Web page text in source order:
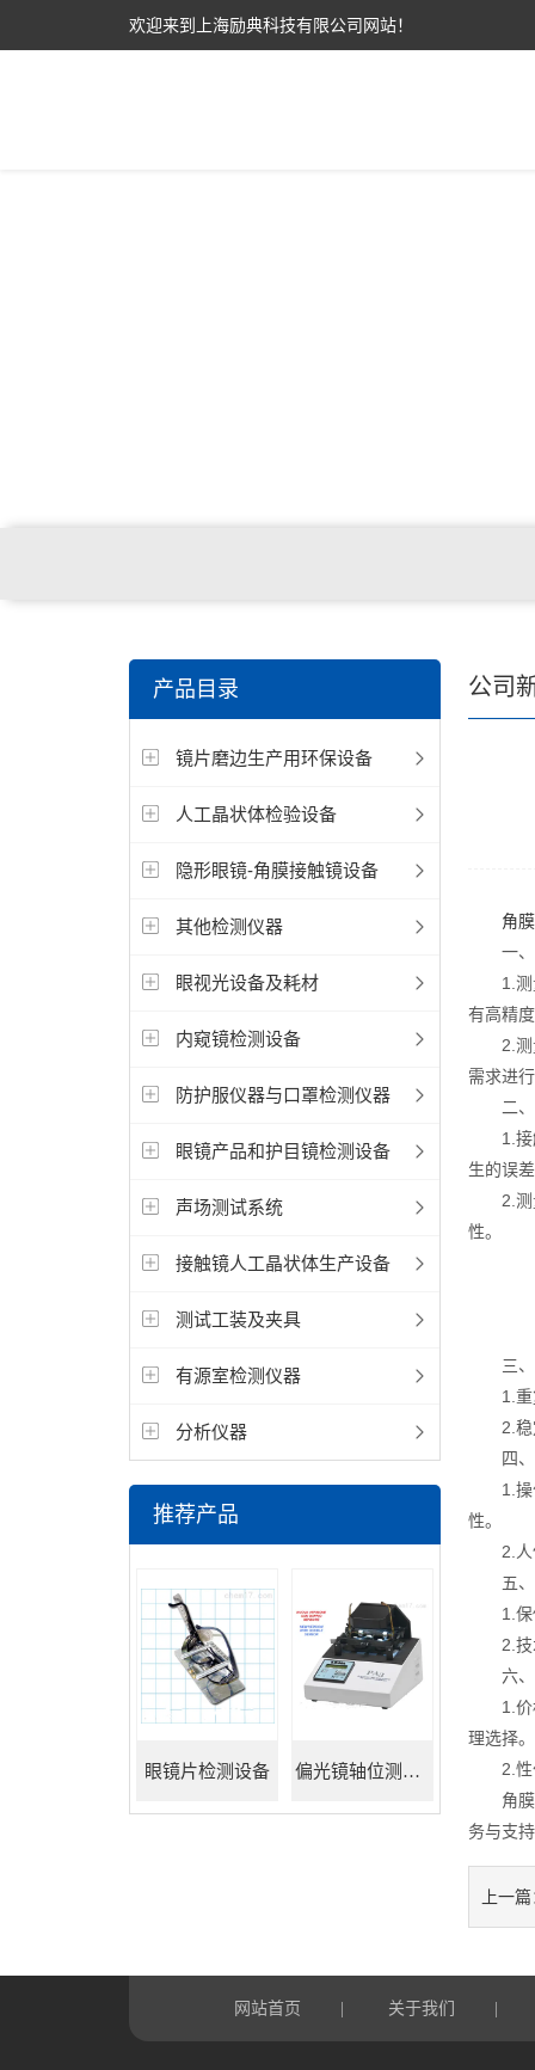
欢迎来到上海励典科技有限公司网站！
仪，角膜接触镜厚度测量仪，角膜接触镜折光仪，角
测试仪，人工晶状体疲劳试验仪等
产品目录
镜片磨边生产用环保设备
人工晶状体检验设备
隐形眼镜-角膜接触镜设备
其他检测仪器
眼视光设备及耗材
内窥镜检测设备
防护服仪器与口罩检测仪器
眼镜产品和护目镜检测设备
声场测试系统
接触镜人工晶状体生产设备
测试工装及夹具
有源室检测仪器
分析仪器
推荐产品
眼镜片检测设备 偏光镜轴位测试仪
公司
角
一、
1.测量
有高精
2.测量
需求进
二、
1.接触
生的误
2.测量
性。
三、
1.重复
2.稳定
四、
1.操作
性。
2.人体
五、
1.保修
2.技术
六、
1.价格
理选择。
2.性价
角膜接
务与支
上一
网站首页 关于我们